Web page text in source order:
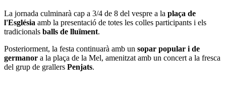
La jornada culminarà cap a 3/4 de 8 del vespre a la plaça de
l'Església amb la presentació de totes les colles participants i els
tradicionals balls de lluïment.
Posteriorment, la festa continuarà amb un sopar popular i de
germanor a la plaça de la Mel, amenitzat amb un concert a la fresca
del grup de grallers Penjats.